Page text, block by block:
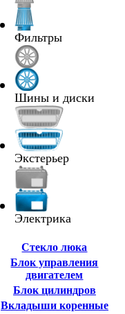
Фильтры
Шины и диски
Экстерьер
Электрика
Cтекло люка
Блок управления
двигателем
Блок цилиндров
Вкладыши коренные